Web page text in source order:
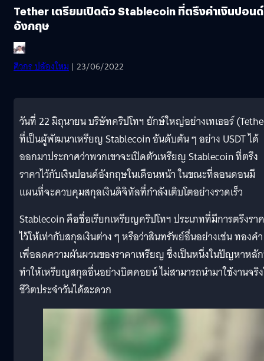
Tether เตรียมเปิดตัว Stablecoin ที่ตรึงค่าเงินปอนด์
อังกฤษ
ศิวกร ปล้องใหม | 23/06/2022
วันที่ 22 มิถุนายน บริษัทคริปโทฯ ยักษ์ใหญ่อย่างเทเธอร์
ที่เป็นผู้พัฒนาเหรียญ Stablecoin อันดับต้น ๆ อย่าง USDT ได้
ออกมาประกาศว่าพวกเขาจะเปิดตัวเหรียญ Stablecoin ที่ตรึง
ราคาไว้กับเงินปอนด์อังกฤษในเดือนหน้า ในขณะที่ลอนดอนมี
แผนที่จะควบคุมสกุลเงินดิจิทัลที่กำลังเติบโตอย่างรวดเร็ว
Stablecoin คือชื่อเรียกเหรียญคริปโทฯ ประเภทที่มีการตรึงรา
ไว้ให้เท่ากับสกุลเงินต่าง ๆ หรือว่าสินทรัพย์อื่นอย่างเช่น ทองคำ
เพื่อลดความผันผวนของราคาเหรียญ ซึ่งเป็นหนึ่งในปัญหาหลั
ทำให้เหรียญสกุลอื่นอย่างบิตคอยน์ ไม่สามารถนำมาใช้งานจริ
ชีวิตประจำวันได้สะดวก